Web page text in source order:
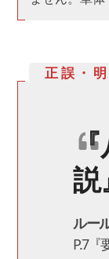
正誤・
説
ルー
P.7『